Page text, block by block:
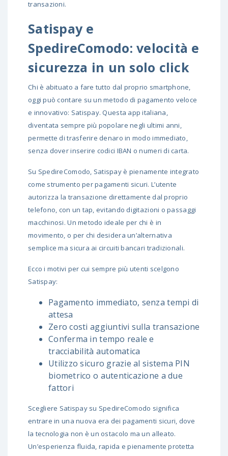
transazioni.
Satispay e
SpedireComodo: velocità e
sicurezza in un solo click
Chi è abituato a fare tutto dal proprio smartphone,
oggi può contare su un metodo di pagamento veloce
e innovativo: Satispay. Questa app italiana,
diventata sempre più popolare negli ultimi anni,
permette di trasferire denaro in modo immediato,
senza dover inserire codici IBAN o numeri di carta.
Su SpedireComodo, Satispay è pienamente integrato
come strumento per pagamenti sicuri. L’utente
autorizza la transazione direttamente dal proprio
telefono, con un tap, evitando digitazioni o passaggi
macchinosi. Un metodo ideale per chi è in
movimento, o per chi desidera un’alternativa
semplice ma sicura ai circuiti bancari tradizionali.
Ecco i motivi per cui sempre più utenti scelgono
Satispay:
Pagamento immediato, senza tempi di
attesa
Zero costi aggiuntivi sulla transazione
Conferma in tempo reale e
tracciabilità automatica
Utilizzo sicuro grazie al sistema PIN
biometrico o autenticazione a due
fattori
Scegliere Satispay su SpedireComodo significa
entrare in una nuova era dei pagamenti sicuri, dove
la tecnologia non è un ostacolo ma un alleato.
Un’esperienza fluida, rapida e pienamente protetta